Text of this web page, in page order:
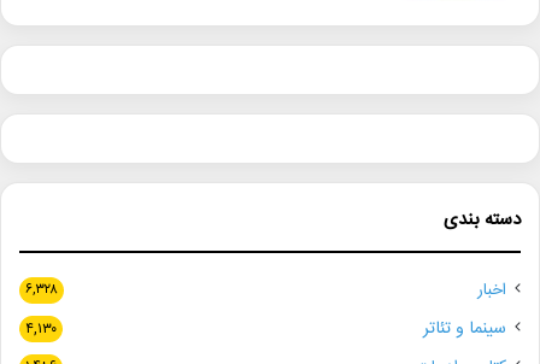
دسته بندی
اخبار ۶,۳۲۸
سینما و تئاتر ۴,۱۳۰